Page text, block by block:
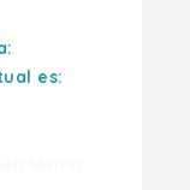
es: